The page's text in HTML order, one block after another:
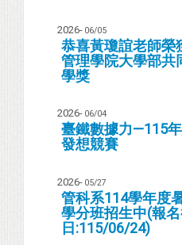
2026- 06/05
恭喜黃瓊誼老師榮
管理學院大學部共
學獎
2026- 06/04
臺鐵數據力—115
發想競賽
2026- 05/27
管科系114學年度
學分班招生中(報
日:115/06/24)